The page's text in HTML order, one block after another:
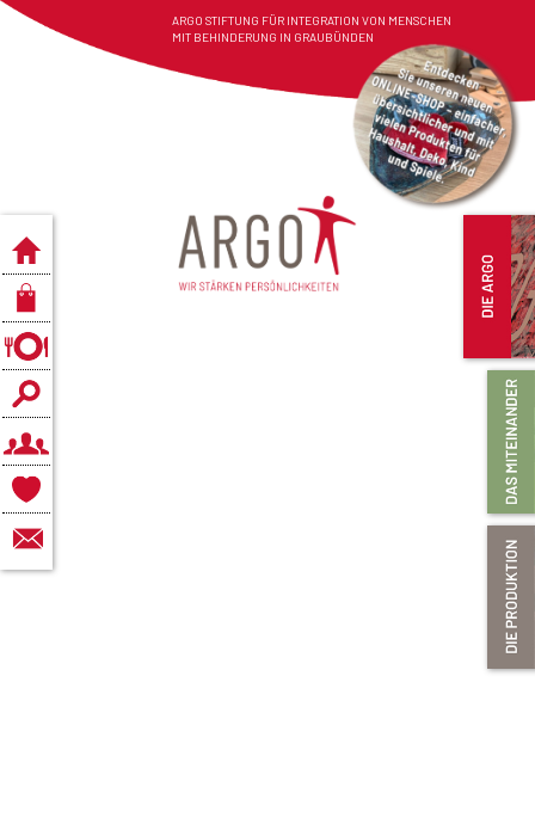
ARGO STIFTUNG FÜR INTEGRATION VON MENSCHEN
MIT BEHINDERUNG IN GRAUBÜNDEN